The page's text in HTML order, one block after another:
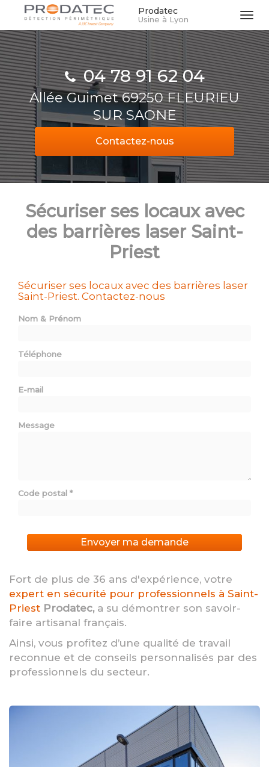
Aller
contenu
principal
Prodatec
Usine à Lyon
04 78 91 62 04
Allée Guimet 69250 FLEURIEU
SUR SAONE
Contactez-nous
Sécuriser ses locaux avec
des barrières laser Saint-
Priest
Sécuriser ses locaux avec des barrières laser
Saint-Priest. Contactez-nous
Nom & Prénom
Téléphone
E-mail
Message
Code postal *
Envoyer ma demande
Fort de plus de 36 ans d'expérience, votre
expert en sécurité pour professionnels à Saint-
Priest Prodatec, a su démontrer son savoir-
faire artisanal français.
Ainsi, vous profitez d’une qualité de travail
reconnue et de conseils personnalisés par des
professionnels du secteur.